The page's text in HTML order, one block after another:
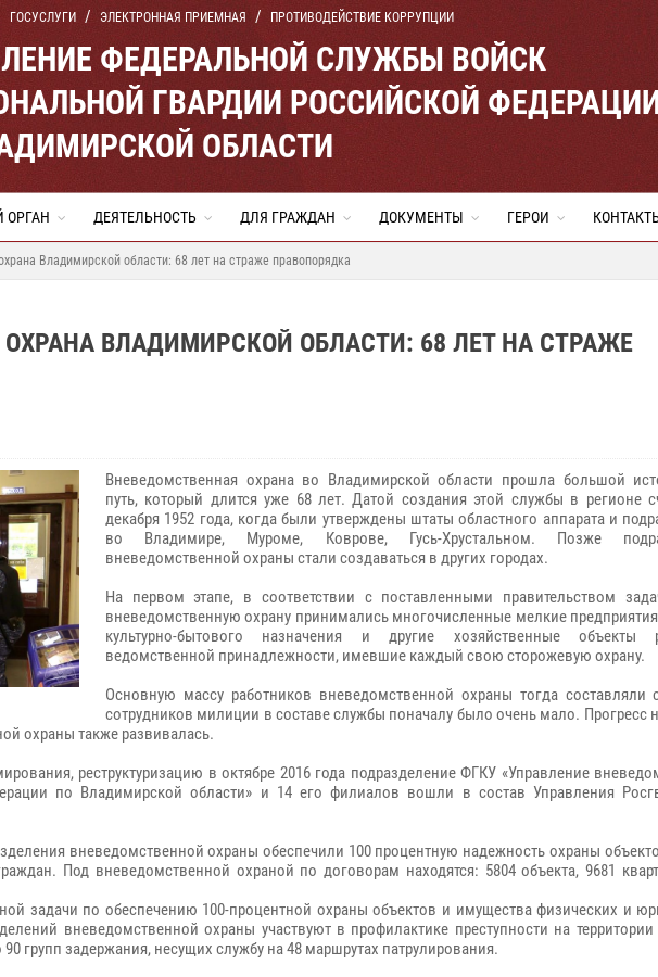
ГОСУСЛУГИ ЭЛЕКТРОННАЯ ПРИЕМНАЯ ПРОТИВОДЕЙСТВИЕ КОРРУПЦИИ
ФЕДЕРАЛЬНОЙ СЛУЖБЫ ВОЙСК
ГВАРДИИ РОССИЙСКОЙ
ОБЛАСТИ
ОРГАН ДЕЯТЕЛЬНОСТЬ ДЛЯ ГРАЖДАН ДОКУМЕНТЫ ГЕРОИ
Владимирской области: 68 лет на страже правопорядка
ВЛАДИМИРСКОЙ ОБЛАСТИ: 68 ЛЕТ НА СТРАЖЕ
Вневедомственная охрана во Владимирской области прошла большой
путь, который длится уже 68 лет. Датой создания этой службы в регионе
декабря 1952 года, когда были утверждены штаты областного аппарата и
во Владимире, Муроме, Коврове, Гусь-Хрустальном. Позже
вневедомственной охраны стали создаваться в других городах.
На первом этапе, в соответствии с поставленными правительством
вневедомственную охрану принимались многочисленные мелкие
культурно-бытового назначения и другие хозяйственные объекты
ведомственной принадлежности, имевшие каждый свою сторожевую охрану.
Основную массу работников вневедомственной охраны тогда составляли
сотрудников милиции в составе службы поначалу было очень мало. Прогресс
охраны также развивалась.
реструктуризацию в октябре 2016 года подразделение ФГКУ «Управление
по Владимирской области» и 14 его филиалов вошли в состав Управления
вневедомственной охраны обеспечили 100 процентную надежность охраны
Под вневедомственной охраной по договорам находятся: 5804 объекта, 9681
задачи по обеспечению 100-процентной охраны объектов и имущества физических и
вневедомственной охраны участвуют в профилактике преступности на территории
групп задержания, несущих службу на 48 маршрутах патрулирования.